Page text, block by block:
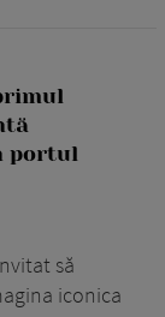
portul
să
iconica